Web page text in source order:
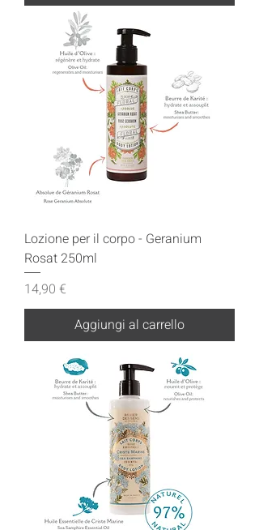
Lozione per il corpo - Geranium
Rosat 250ml
Prezzo
14,90 €
Aggiungi al carrello